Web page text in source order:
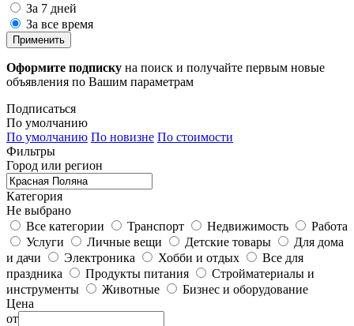
За 7 дней
За все время
Применить
Оформите подписку на поиск и получайте первым новые
объявления по Вашим параметрам
Подписаться
По умолчанию
По умолчанию По новизне По стоимости
Фильтры
Город или регион
Категория
Не выбрано
Все категории
Транспорт Недвижимость
Работа
Услуги
Личные вещи Детские товары
Для дома
и дачи
Электроника Хобби и отдых
Все для
праздника
Продукты питания
Стройматериалы и
инструменты
Животные
Бизнес и оборудование
Цена
от